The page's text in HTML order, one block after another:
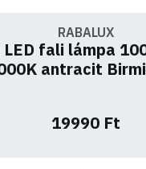
RABALUX
fali lámpa
antracit
19990 Ft